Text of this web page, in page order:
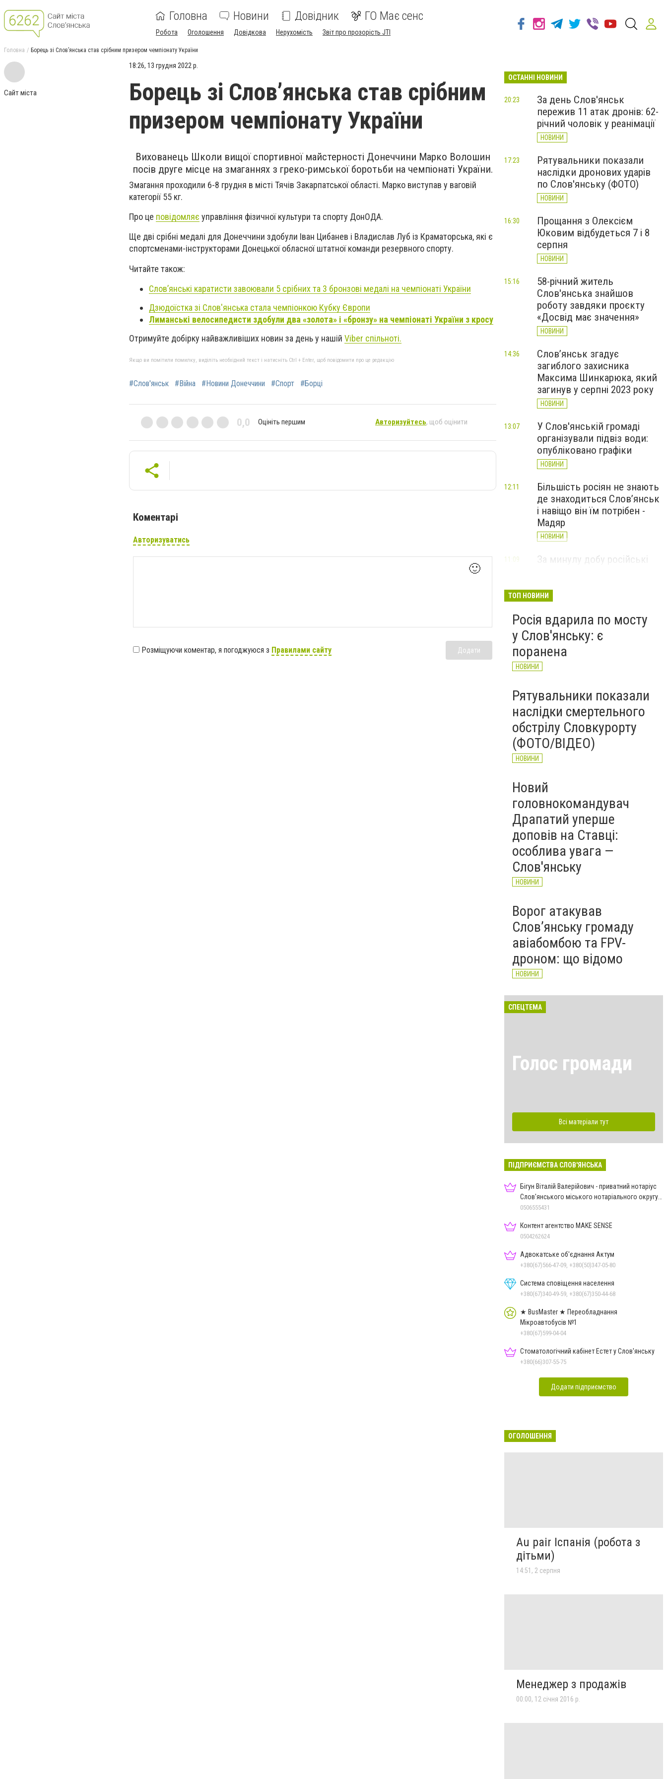
Головна Новини Довідник ГО Має сенс
Робота Оголошення Довідкова Нерухомість Звіт про прозорість JTI
Головна Борець зі Слов’янська став срібним призером чемпіонату України
Сайт міста
18:26, 13 грудня 2022 р.
Борець зі Слов’янська став срібним
призером чемпіонату України
Вихованець Школи вищої спортивної майстерності Донеччини Марко Волошин
посів друге місце на змаганнях з греко-римської боротьби на чемпіонаті України.
Змагання проходили 6-8 грудня в місті Тячів Закарпатської області. Марко виступав у ваговій
категорії 55 кг.
Про це повідомляє управління фізичної культури та спорту ДонОДА.
Ще дві срібні медалі для Донеччини здобули Іван Цибанев і Владислав Луб із Краматорська, які є
спортсменами-інструкторами Донецької обласної штатної команди резервного спорту.
Читайте також:
Слов’янські каратисти завоювали 5 срібних та 3 бронзові медалі на чемпіонаті України
Дзюдоїстка зі Слов'янська стала чемпіонкою Кубку Європи
Лиманські велосипедисти здобули два «золота» і «бронзу» на чемпіонаті України з кросу
Отримуйте добірку найважливіших новин за день у нашій Viber спільноті.
Якщо ви помітили помилку, виділіть необхідний текст і натисніть Ctrl + Enter, щоб повідомити про це редакцію
#Слов'янськ #Війна #Новини Донеччини #Спорт #Борці
0,0 Оцініть першим Авторизуйтесь, щоб оцінити
Коментарі
Авторизуватись
🙂
Розміщуючи коментар, я погоджуюся з Правилами сайту Додати
ОСТАННІ НОВИНИ
За день Слов'янськ
пережив 11 атак дронів: 62-
річний чоловік у реанімації
НОВИНИ
20:23
Рятувальники показали
наслідки дронових ударів
по Слов'янську (ФОТО)
НОВИНИ
17:23
Прощання з Олексієм
Юковим відбудеться 7 і 8
серпня
НОВИНИ
16:30
58-річний житель
Слов'янська знайшов
роботу завдяки проєкту
«Досвід має значення»
НОВИНИ
15:16
Слов’янськ згадує
загиблого захисника
Максима Шинкарюка, який
загинув у серпні 2023 року
НОВИНИ
14:36
У Слов'янській громаді
організували підвіз води:
опубліковано графіки
НОВИНИ
13:07
Більшість росіян не знають
де знаходиться Слов’янськ
і навіщо він їм потрібен -
Мадяр
НОВИНИ
12:11
За минулу добу російські
великої війни: 6 серпня
11:09
ТОП НОВИНИ
Росія вдарила по мосту
у Слов'янську: є
поранена
НОВИНИ
Рятувальники показали
наслідки смертельного
обстрілу Словкурорту
(ФОТО/ВІДЕО)
НОВИНИ
Новий
головнокомандувач
Драпатий уперше
доповів на Ставці:
особлива увага —
Слов'янську
НОВИНИ
Ворог атакував
Слов’янську громаду
авіабомбою та FPV-
дроном: що відомо
НОВИНИ
СПЕЦТЕМА
Голос громади
Всі матеріали тут
ПІДПРИЄМСТВА СЛОВ'ЯНСЬКА
Бігун Віталій Валерійович - приватний нотаріус
Слов'янського міського нотаріального округу
Дон.обл.
0506555431
Контент агентство MAKE SENSE
0504262624
Адвокатське об'єднання Актум
+380(67)566-47-09, +380(50)347-05-80
Система сповіщення населення
+380(67)340-49-59, +380(67)350-44-68
★ BusMaster ★ Переобладнання
Мікроавтобусів №1
+380(67)599-04-04
Стоматологічний кабінет Естет у Слов'янську
+380(66)307-55-75
Додати підприємство
ОГОЛОШЕННЯ
Au pair Іспанія (робота з
дітьми)
14:51, 2 серпня
Менеджер з продажів
00:00, 12 січня 2016 р.